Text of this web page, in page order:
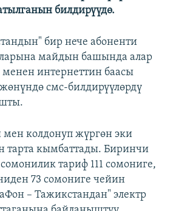
билдирүүдө.
бир нече абоненти
майдын башында алар
интернеттин баасы
смс-билдирүүлөрдү
колдонуп жүргөн эки
тарта кымбаттады. Биринчи
тариф 111 сомониге,
73 сомониге чейин
– Тажикстандан" электр